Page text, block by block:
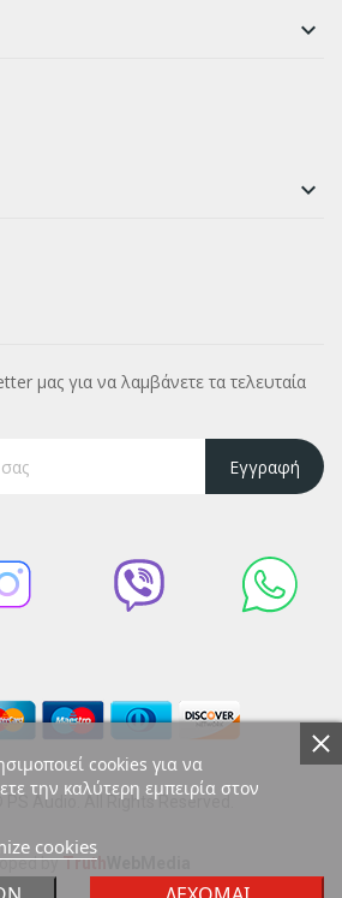


μας για να λαμβάνετε τα τελευταία
Εγγραφή
PS Audio. All Rights Reserved.
byTruth
cookies για να
την καλύτερη εμπειρία στον
cookies